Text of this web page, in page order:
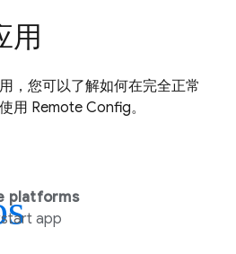
用
，您可以了解如何在完全正常
用 Remote Config。
platforms
app